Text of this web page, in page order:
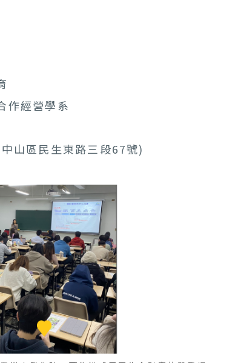
作經營學系
山區民生東路三段67號)